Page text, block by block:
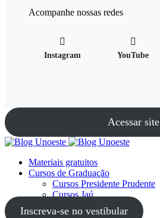
Acompanhe nossas redes
Instagram YouTube
Acessar site
Materiais gratuitos
Cursos de Graduação
Cursos Presidente Prudente
Cursos Jaú
Cursos Guarujá
Inscreva-se no vestibular